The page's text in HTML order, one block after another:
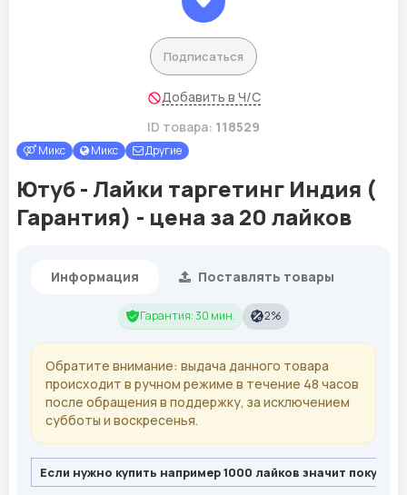
Подписаться
Добавить в Ч/С
ID товара: 118529
Микс Микс Другие
Ютуб - Лайки таргетинг Индия (
Гарантия) - цена за 20 лайков
Информация Поставлять товары
Гарантия: 30 мин. 2%
Обратите внимание: выдача данного товара
происходит в ручном режиме в течение 48 часов
после обращения в поддержку, за исключением
субботы и воскресенья.
Если нужно купить например 1000 лайков значит